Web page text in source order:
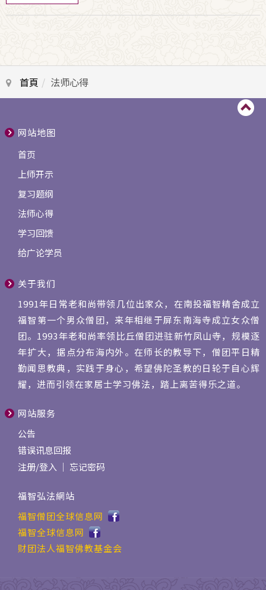
首頁 法师心得
网站地图
首页
上师开示
复习题纲
法师心得
学习回馈
给广论学员
关于我们
1991年日常老和尚带领几位出家众，在南投福智精舍成立
福智第一个男众僧团，来年相继于屏东南海寺成立女众僧
团。1993年老和尚率领比丘僧团进驻新竹凤山寺，规模逐
年扩大，据点分布海内外。在师长的教导下，僧团平日精
勤闻思教典，实践于身心，希望佛陀圣教的日轮于自心辉
耀，进而引领在家居士学习佛法，踏上离苦得乐之道。
网站服务
公告
错误讯息回报
注册/登入 ｜ 忘记密码
福智弘法網站
福智僧团全球信息网
福智全球信息网
财团法人福智佛教基金会